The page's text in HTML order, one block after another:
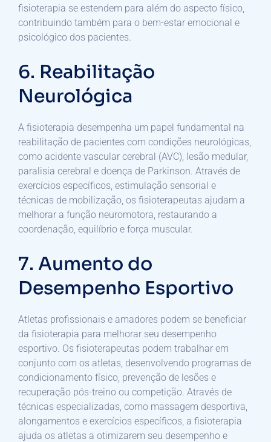
fisioterapia se estendem para além do aspecto físico,
contribuindo também para o bem-estar emocional e
psicológico dos pacientes.
6. Reabilitação
Neurológica
A fisioterapia desempenha um papel fundamental na
reabilitação de pacientes com condições neurológicas,
como acidente vascular cerebral (AVC), lesão medular,
paralisia cerebral e doença de Parkinson. Através de
exercícios específicos, estimulação sensorial e
técnicas de mobilização, os fisioterapeutas ajudam a
melhorar a função neuromotora, restaurando a
coordenação, equilíbrio e força muscular.
7. Aumento do
Desempenho Esportivo
Atletas profissionais e amadores podem se beneficiar
da fisioterapia para melhorar seu desempenho
esportivo. Os fisioterapeutas podem trabalhar em
conjunto com os atletas, desenvolvendo programas de
condicionamento físico, prevenção de lesões e
recuperação pós-treino ou competição. Através de
técnicas especializadas, como massagem desportiva,
alongamentos e exercícios específicos, a fisioterapia
ajuda os atletas a otimizarem seu desempenho e